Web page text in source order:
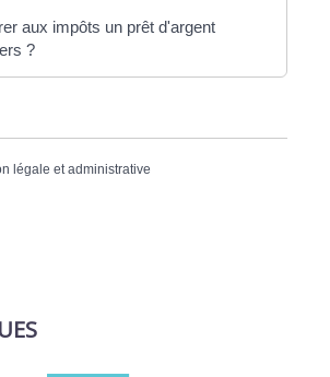
aux impôts un prêt d'argent
?
légale et administrative